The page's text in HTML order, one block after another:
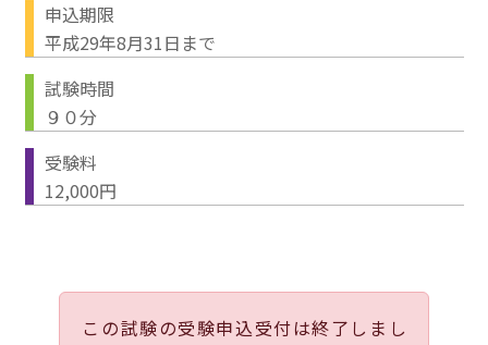
申込期限
平成29年8月31日まで
試験時間
９０分
受験料
12,000円
この試験の受験申込受付は終了しまし